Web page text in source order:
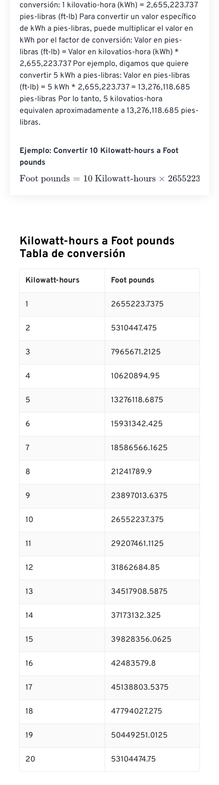
conversión: 1 kilovatio-hora (kWh) = 2,655,223.737
pies-libras (ft-lb) Para convertir un valor específico
de kWh a pies-libras, puede multiplicar el valor en
kWh por el factor de conversión: Valor en pies-
libras (ft-lb) = Valor en kilovatios-hora (kWh) *
2,655,223.737 Por ejemplo, digamos que quiere
convertir 5 kWh a pies-libras: Valor en pies-libras
(ft-lb) = 5 kWh * 2,655,223.737 = 13,276,118.685
pies-libras Por lo tanto, 5 kilovatios-hora
equivalen aproximadamente a 13,276,118.685 pies-
libras.
Ejemplo: Convertir 10 Kilowatt-hours a Foot
pounds
Foot pounds=10 Kilowatt-hours×2655223.7375=
Kilowatt-hours a Foot pounds
Tabla de conversión
Kilowatt-hours Foot pounds
1 2655223.7375
2 5310447.475
3 7965671.2125
4 10620894.95
5 13276118.6875
6 15931342.425
7 18586566.1625
8 21241789.9
9 23897013.6375
10 26552237.375
11 29207461.1125
12 31862684.85
13 34517908.5875
14 37173132.325
15 39828356.0625
16 42483579.8
17 45138803.5375
18 47794027.275
19 50449251.0125
20 53104474.75